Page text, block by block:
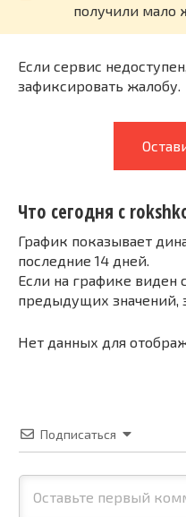
получили мало
Если сервис
зафиксировать жалобу.
Что сегодня с
График показывает
последние 14 дней.
Если на графике виден
предыдущих значений,
Нет данных для
Подписаться